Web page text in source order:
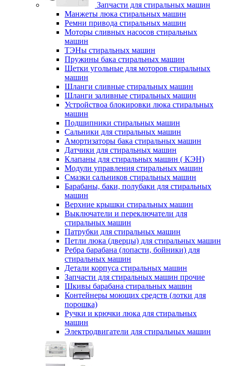
Запчасти для стиральных машин
Манжеты люка стиральных машин
Ремни привода стиральных машин
Моторы сливных насосов стиральных
машин
ТЭНы стиральных машин
Пружины бака стиральных машин
Щетки угольные для моторов стиральных
машин
Шланги сливные стиральных машин
Шланги заливные стиральных машин
Устройствоа блокировки люка стиральных
машин
Подшипники стиральных машин
Сальники для стиральных машин
Амортизаторы бака стиральных машин
Датчики для стиральных машин
Клапаны для стиральных машин ( КЭН)
Модули управления стиральных машин
Смазки сальников стиральных машин
Барабаны, баки, полубаки для стиральных
машин
Верхние крышки стиральных машин
Выключатели и переключатели для
стиральных машин
Патрубки для стиральных машин
Петли люка (дверцы) для стиральных машин
Ребра барабана (лопасти, бойники) для
стиральных машин
Детали корпуса стиральных машин
Запчасти для стиральных машин прочие
Шкивы барабана стиральных машин
Контейнеры моющих средств (лотки для
порошка)
Ручки и крючки люка для стиральных
машин
Электродвигатели для стиральных машин